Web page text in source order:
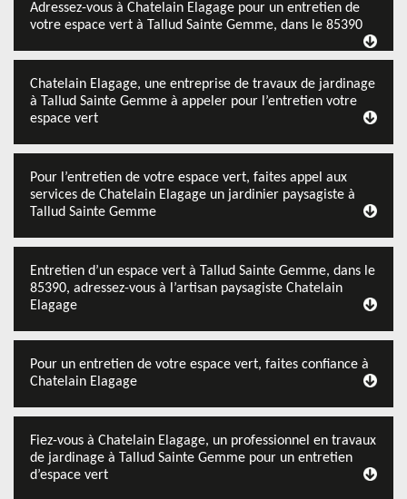
Adressez-vous à Chatelain Elagage pour un entretien de
votre espace vert à Tallud Sainte Gemme, dans le 85390
Chatelain Elagage, une entreprise de travaux de jardinage
à Tallud Sainte Gemme à appeler pour l’entretien votre
espace vert
Pour l’entretien de votre espace vert, faites appel aux
services de Chatelain Elagage un jardinier paysagiste à
Tallud Sainte Gemme
Entretien d’un espace vert à Tallud Sainte Gemme, dans le
85390, adressez-vous à l’artisan paysagiste Chatelain
Elagage
Pour un entretien de votre espace vert, faites confiance à
Chatelain Elagage
Fiez-vous à Chatelain Elagage, un professionnel en travaux
de jardinage à Tallud Sainte Gemme pour un entretien
d’espace vert